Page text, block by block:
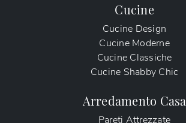
Cucine
Cucine Design
Cucine Moderne
Cucine Classiche
Cucine Shabby Chic
Arredamento Casa
Pareti Attrezzate